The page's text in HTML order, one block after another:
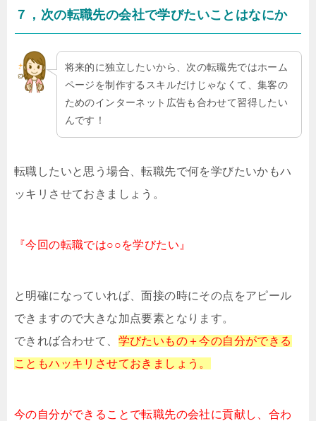
７，次の転職先の会社で学びたいことはなにか
将来的に独立したいから、次の転職先ではホーム
ページを制作するスキルだけじゃなくて、集客の
ためのインターネット広告も合わせて習得したい
んです！
転職したいと思う場合、転職先で何を学びたいかもハ
ッキリさせておきましょう。
『今回の転職では○○を学びたい』
と明確になっていれば、面接の時にその点をアピール
できますので大きな加点要素となります。
できれば合わせて、 学びたいもの＋今の自分ができる
こともハッキリさせておきましょう。
今の自分ができることで転職先の会社に貢献し、合わ